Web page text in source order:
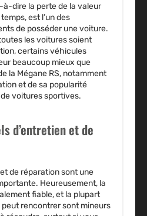
à-dire la perte de la valeur
est l’un des
de posséder une voiture.
les voitures soient
certains véhicules
beaucoup mieux que
la Mégane RS, notamment
et de sa popularité
voitures sportives.
d’entretien et de
de réparation sont une
Heureusement, la
fiable, et la plupart
peut rencontrer sont mineurs